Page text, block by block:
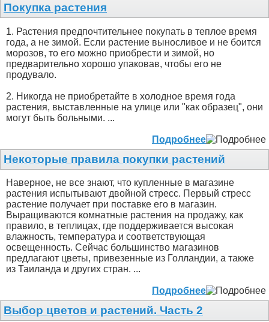
Покупка растения
1. Растения предпочтительнее покупать в теплое время
года, а не зимой. Если растение выносливое и не боится
морозов, то его можно приобрести и зимой, но
предварительно хорошо упаковав, чтобы его не
продувало.
2. Никогда не приобретайте в холодное время года
растения, выставленные на улице или "как образец", они
могут быть больными. ...
Подробнее
Некоторые правила покупки растений
Наверное, не все знают, что купленные в магазине
растения испытывают двойной стресс. Первый стресс
растение получает при поставке его в магазин.
Выращиваются комнатные растения на продажу, как
правило, в теплицах, где поддерживается высокая
влажность, температура и соответствующая
освещенность. Сейчас большинство магазинов
предлагают цветы, привезенные из Голландии, а также
из Таиланда и других стран. ...
Подробнее
Выбор цветов и растений. Часть 2